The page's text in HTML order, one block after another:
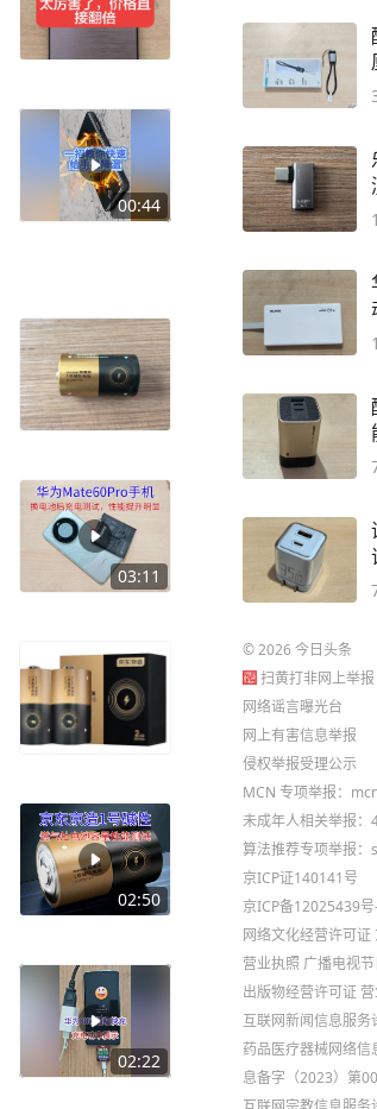
00:44
03:11
02:50
02:22
©2026今日头条
扫黄打非网上举报
网络谣言曝光台
网上有害信息举报
侵权举报受理公示
MCN 专项举报：
未成年人相关举报
算法推荐专项举报
京ICP证140141号
京ICP备12025439
网络文化经营许可
营业执照 广播电视
出版物经营许可证
互联网新闻信息服
药品医疗器械网络信
息备字（2023）第